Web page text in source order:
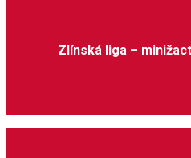
Zlínská liga –